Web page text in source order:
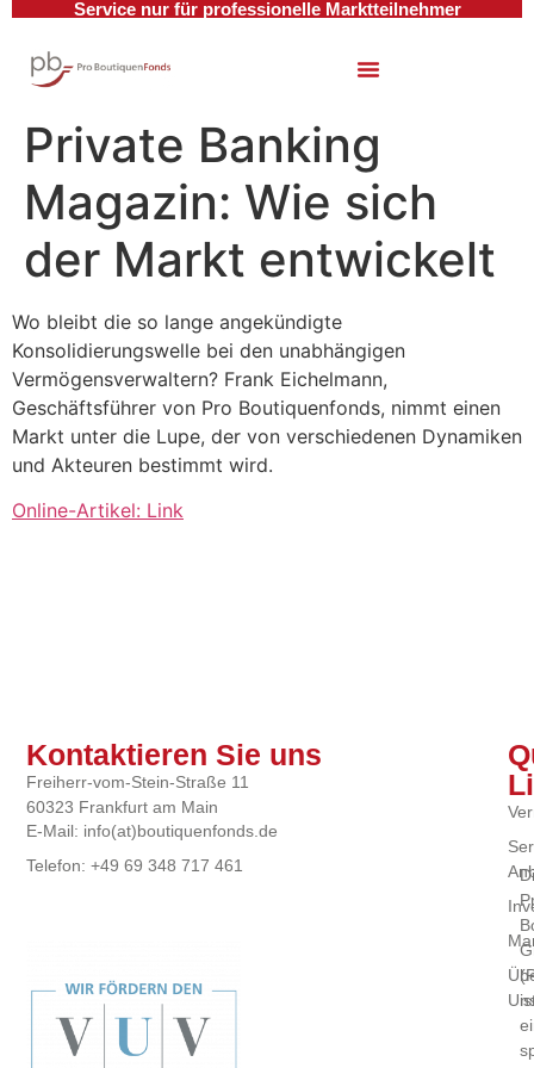
Service nur für professionelle Marktteilnehmer
Private Banking
Magazin: Wie sich
der Markt entwickelt
Wo bleibt die so lange angekündigte
Konsolidierungswelle bei den unabhängigen
Vermögensverwaltern? Frank Eichelmann,
Geschäftsführer von Pro Boutiquenfonds, nimmt einen
Markt unter die Lupe, der von verschiedenen Dynamiken
und Akteuren bestimmt wird.
Online-Artikel: Link
Kontaktieren Sie uns
Freiherr-vom-Stein-Straße 11
60323 Frankfurt am Main
E-Mail: info(at)boutiquenfonds.de
Telefon: +49 69 348 717 461